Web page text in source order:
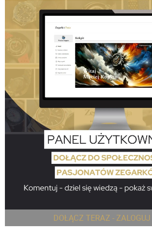
DOŁĄCZ TERAZ - ZALOGUJ